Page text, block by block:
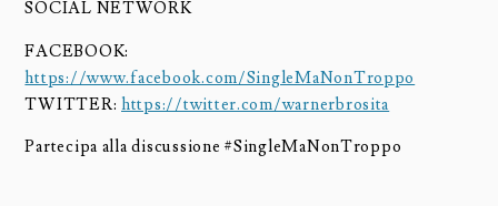
SOCIAL NETWORK
FACEBOOK:
https://www.facebook.com/SingleMaNonTroppo
TWITTER:https://twitter.com/warnerbrosita
Partecipa alla discussione #SingleMaNonTroppo